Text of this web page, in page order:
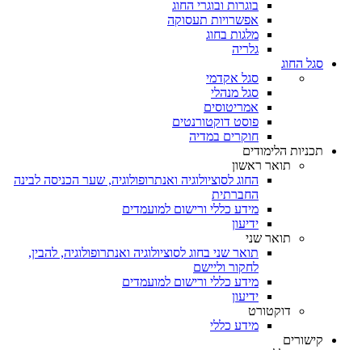
בוגרות ובוגרי החוג
אפשרויות תעסוקה
מלגות בחוג
גלריה
סגל החוג
סגל אקדמי
סגל מנהלי
אמריטוסים
פוסט דוקטורנטים
חוקרים במדיה
תכניות הלימודים
תואר ראשון
החוג לסוציולוגיה ואנתרופולוגיה, שער הכניסה לבינה
החברתית
מידע כללי ורישום למועמדים
ידיעון
תואר שני
תואר שני בחוג לסוציולוגיה ואנתרופולוגיה, להבין,
לחקור וליישם
מידע כללי ורישום למועמדים
ידיעון
דוקטורט
מידע כללי
קישורים